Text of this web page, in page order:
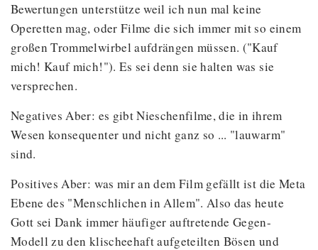
Bewertungen unterstütze weil ich nun mal keine
Operetten mag, oder Filme die sich immer mit so einem
großen Trommelwirbel aufdrängen müssen. ("Kauf
mich! Kauf mich!"). Es sei denn sie halten was sie
versprechen.
Negatives Aber: es gibt Nieschenfilme, die in ihrem
Wesen konsequenter und nicht ganz so ... "lauwarm"
sind.
Positives Aber: was mir an dem Film gefällt ist die Meta
Ebene des "Menschlichen in Allem". Also das heute
Gott sei Dank immer häufiger auftretende Gegen-
Modell zu den klischeehaft aufgeteilten Bösen und